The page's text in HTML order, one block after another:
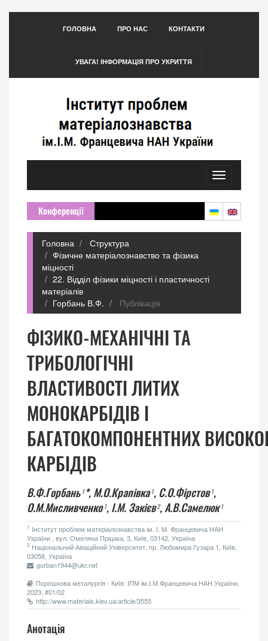
ГОЛОВНА ПРО НАС КОНТАКТИ
УВАГА! ІНФОРМАЦІЯ ПРО УКРИТТЯ
Toggle
navigation
Конференції
Головна
Структура
Фізичне матеріалознавство та фізика
міцності
22. Відділ фізики міцності і пластичності
матеріалів
Горбань В.Ф.
Публікація
ФІЗИКО-МЕХАНІЧНІ ТА
ТРИБОЛОГІЧНІ
ВЛАСТИВОСТІ ЛИТИХ
МОНОКАРБІДІВ І
БАГАТОКОМПОНЕНТНИХ
КАРБІДІВ
В.Ф.Горбань 1*, М.О.Крапівка1, С.О.Фірстов1,
О.М.Мисливченко1, І.М. Закієв2, А.В.Самелюк1
1 Інститут проблем матеріалознавства ім. І. М. Францевича НАН
України , вул. Омеляна Пріцака, 3, Київ, 03142, Україна
2 Національний Авіаційний Університет, пр. Любомира Гузара 1, Київ,
03058, Україна
gorban1944@ukr.net
Порошкова металургія - Київ: ІПМ ім.І.М.Францевича НАН України,
2023, #01/02
http://www.materials.kiev.ua/article/3555
Анотація